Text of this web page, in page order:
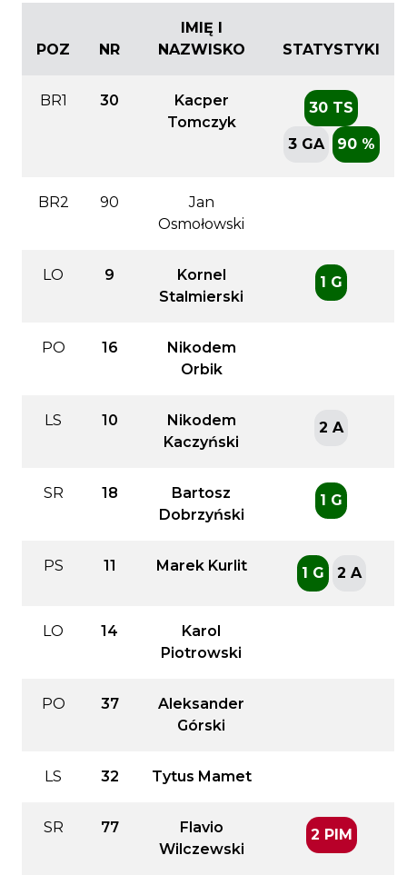
POZ NR
IMIĘ I
NAZWISKO
STATYSTYKI
BR1 30
Kacper
Tomczyk
30 TS
3 GA 90 %
BR2 90
Jan
Osmołowski
LO 9
Kornel
Stalmierski
1 G
PO 16
Nikodem
Orbik
LS 10
Nikodem
Kaczyński
2 A
SR 18
Bartosz
Dobrzyński
1 G
PS 11 Marek Kurlit 1 G 2 A
LO 14
Karol
Piotrowski
PO 37
Aleksander
Górski
LS 32 Tytus Mamet
SR 77
Flavio
Wilczewski
2 PIM